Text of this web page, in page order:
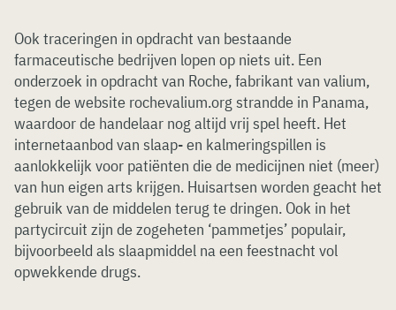
Ook traceringen in opdracht van bestaande
farmaceutische bedrijven lopen op niets uit. Een
onderzoek in opdracht van Roche, fabrikant van valium,
tegen de website rochevalium.org strandde in Panama,
waardoor de handelaar nog altijd vrij spel heeft. Het
internetaanbod van slaap- en kalmeringspillen is
aanlokkelijk voor patiënten die de medicijnen niet (meer)
van hun eigen arts krijgen. Huisartsen worden geacht het
gebruik van de middelen terug te dringen. Ook in het
partycircuit zijn de zogeheten ‘pammetjes’ populair,
bijvoorbeeld als slaapmiddel na een feestnacht vol
opwekkende drugs.